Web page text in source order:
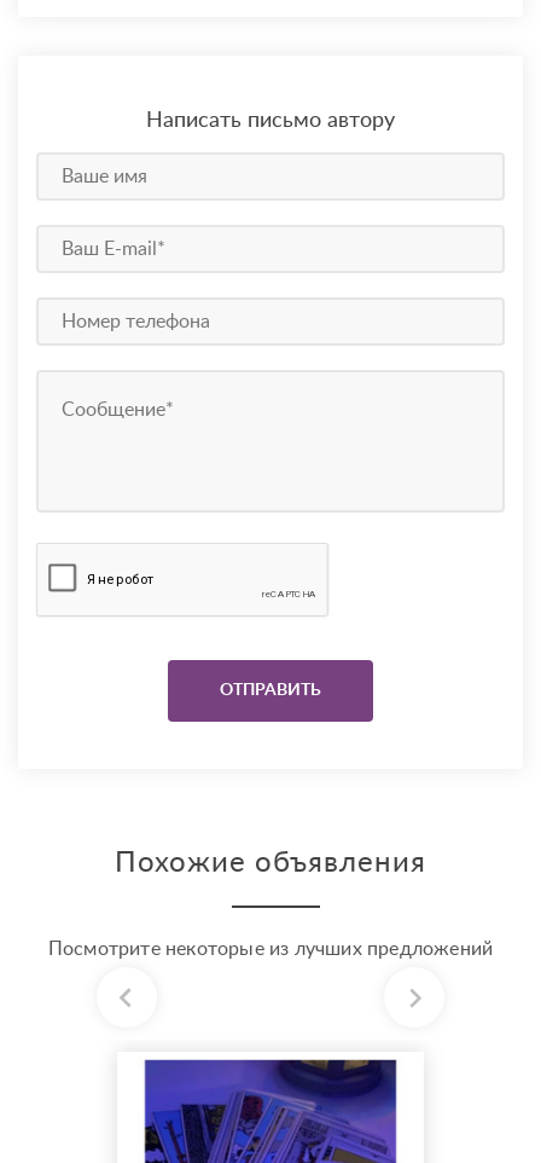
Написать письмо автору
Похожие объявления
Посмотрите некоторые из лучших предложений